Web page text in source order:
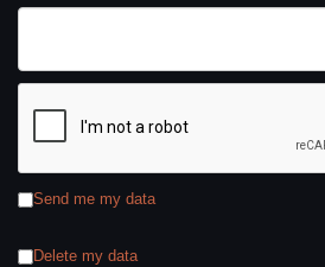
Send me my data
Delete my data